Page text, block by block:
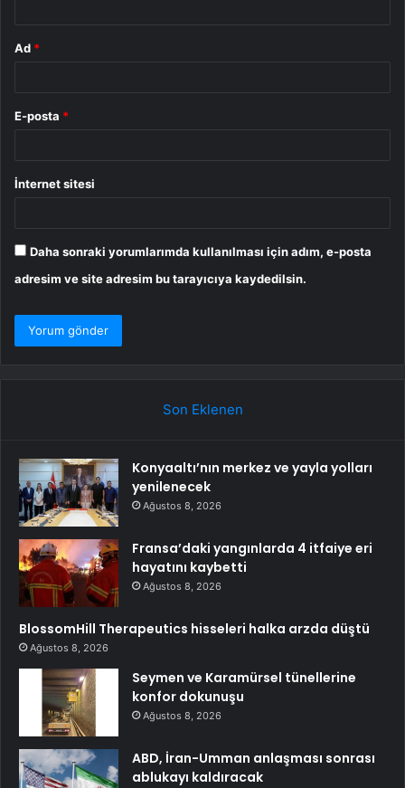
Ad *
E-posta *
İnternet sitesi
Daha sonraki yorumlarımda kullanılması için adım, e-posta
adresim ve site adresim bu tarayıcıya kaydedilsin.
Son Eklenen
Konyaaltı’nın merkez ve yayla yolları
yenilenecek
Ağustos 8, 2026
Fransa’daki yangınlarda 4 itfaiye eri
hayatını kaybetti
Ağustos 8, 2026
BlossomHill Therapeutics hisseleri halka arzda düştü
Ağustos 8, 2026
Seymen ve Karamürsel tünellerine
konfor dokunuşu
Ağustos 8, 2026
ABD, İran-Umman anlaşması sonrası
ablukayı kaldıracak